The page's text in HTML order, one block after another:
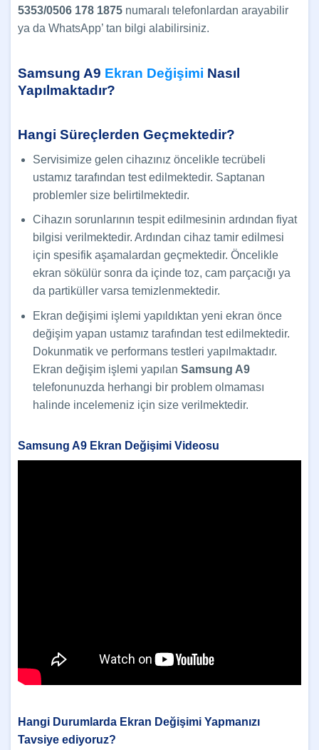
5353/0506 178 1875 numaralı telefonlardan arayabilir
ya da WhatsApp’ tan bilgi alabilirsiniz.
Samsung A9 Ekran Değişimi Nasıl
Yapılmaktadır?
Hangi Süreçlerden Geçmektedir?
Servisimize gelen cihazınız öncelikle tecrübeli
ustamız tarafından test edilmektedir. Saptanan
problemler size belirtilmektedir.
Cihazın sorunlarının tespit edilmesinin ardından fiyat
bilgisi verilmektedir. Ardından cihaz tamir edilmesi
için spesifik aşamalardan geçmektedir. Öncelikle
ekran sökülür sonra da içinde toz, cam parçacığı ya
da partiküller varsa temizlenmektedir.
Ekran değişimi işlemi yapıldıktan yeni ekran önce
değişim yapan ustamız tarafından test edilmektedir.
Dokunmatik ve performans testleri yapılmaktadır.
Ekran değişim işlemi yapılan Samsung A9
telefonunuzda herhangi bir problem olmaması
halinde incelemeniz için size verilmektedir.
Samsung A9 Ekran Değişimi Videosu
Hangi Durumlarda Ekran Değişimi Yapmanızı
Tavsiye ediyoruz?